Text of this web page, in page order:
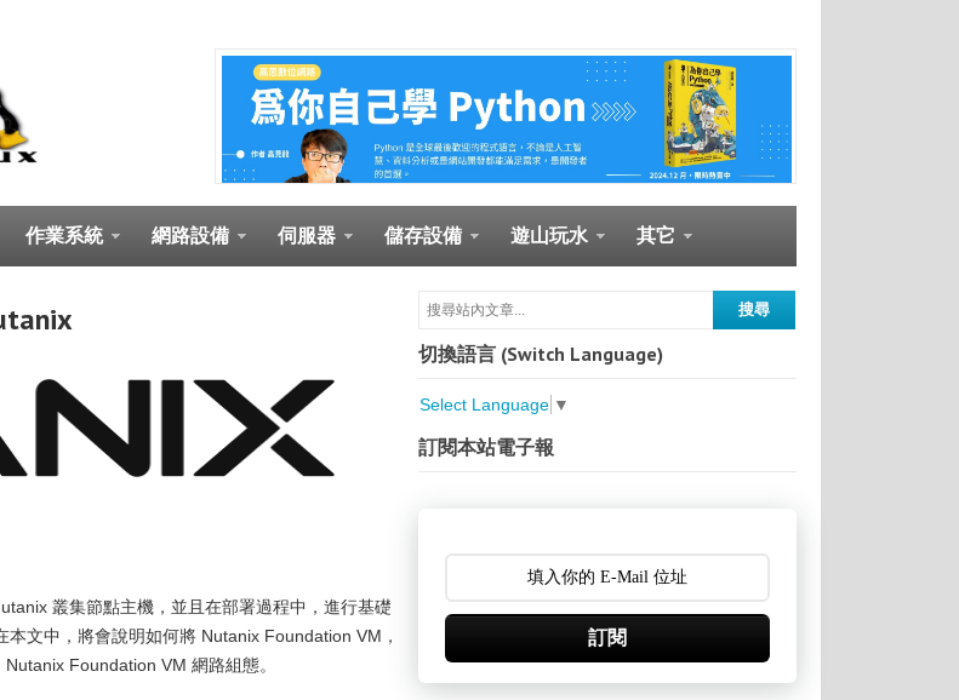
作業系統 網路設備 伺服器 儲存設備 遊山玩水 其它
叢集節點主機，並且在部署過程中，進行基礎
文中，將會說明如何將 Nutanix Foundation VM，
Foundation VM 網路組態。
切換語言 (Switch Language)
Select Language ▼
訂閱本站電子報
訂閱